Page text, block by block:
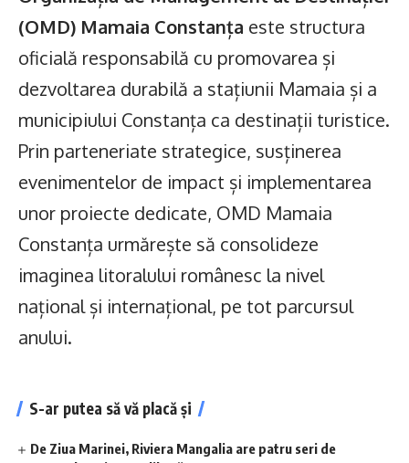
(OMD) Mamaia Constanța este structura
oficială responsabilă cu promovarea și
dezvoltarea durabilă a stațiunii Mamaia și a
municipiului Constanța ca destinații turistice.
Prin parteneriate strategice, susținerea
evenimentelor de impact și implementarea
unor proiecte dedicate, OMD Mamaia
Constanța urmărește să consolideze
imaginea litoralului românesc la nivel
național și internațional, pe tot parcursul
anului.
S-ar putea să vă placă și
De Ziua Marinei, Riviera Mangalia are patru seri de